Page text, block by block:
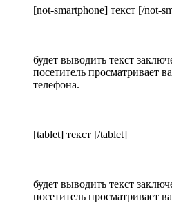
[not-smartphone] текст [/not-
будет выводить текст
посетитель просматривает
телефона.
[tablet] текст [/tablet]
будет выводить текст
посетитель просматривает